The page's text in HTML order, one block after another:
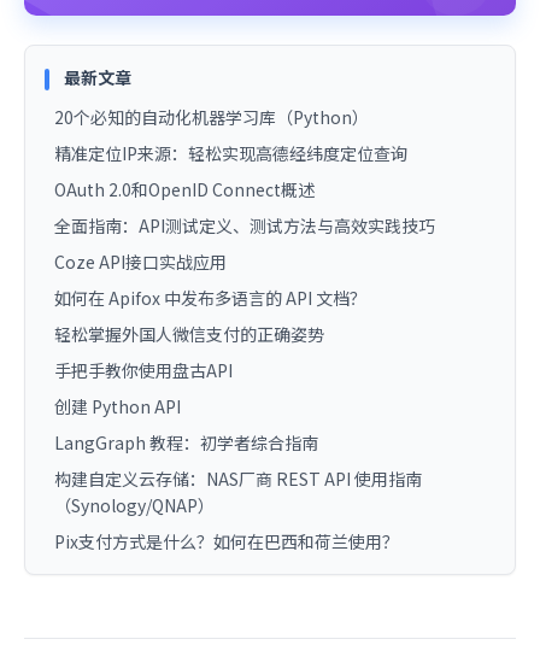
最新文章
20个必知的自动化机器学习库（Python）
精准定位IP来源：轻松实现高德经纬度定位查询
OAuth 2.0和OpenID Connect概述
全面指南：API测试定义、测试方法与高效实践技巧
Coze API接口实战应用
如何在 Apifox 中发布多语言的 API 文档？
轻松掌握外国人微信支付的正确姿势
手把手教你使用盘古API
创建 Python API
LangGraph 教程：初学者综合指南
构建自定义云存储：NAS厂商 REST API 使用指南
（Synology/QNAP）
Pix支付方式是什么？如何在巴西和荷兰使用？